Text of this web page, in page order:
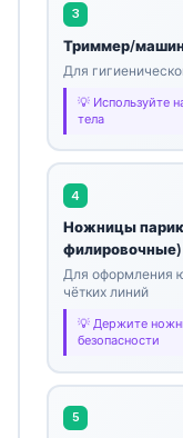
3
Триммер/
Для
Используйте
тела
4
Ножницы
филировочные)
Для оформления
чётких линий
Держите
безопасности
5